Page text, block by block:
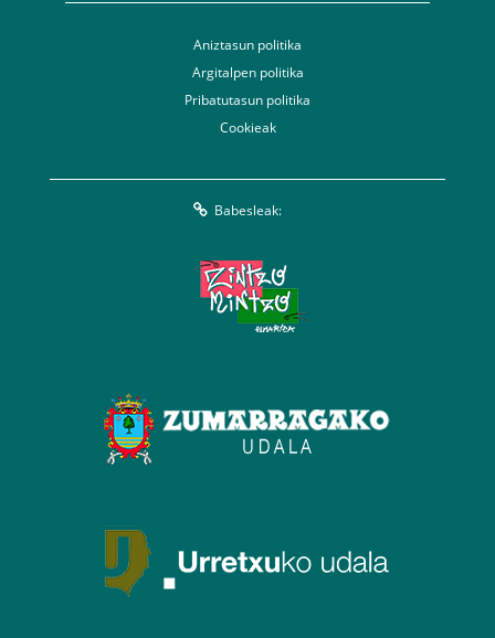
Aniztasun politika
Argitalpen politika
Pribatutasun politika
Cookieak
Babesleak: